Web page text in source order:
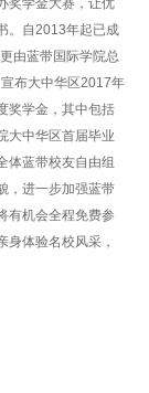
奖学金大赛，让优
。自2013年起已成
由蓝带国际学院总
布大中华区2017年
奖学金，其中包括
大中华区首届毕业
体蓝带校友自由组
，进一步加强蓝带
有机会全程免费参
身体验名校风采，